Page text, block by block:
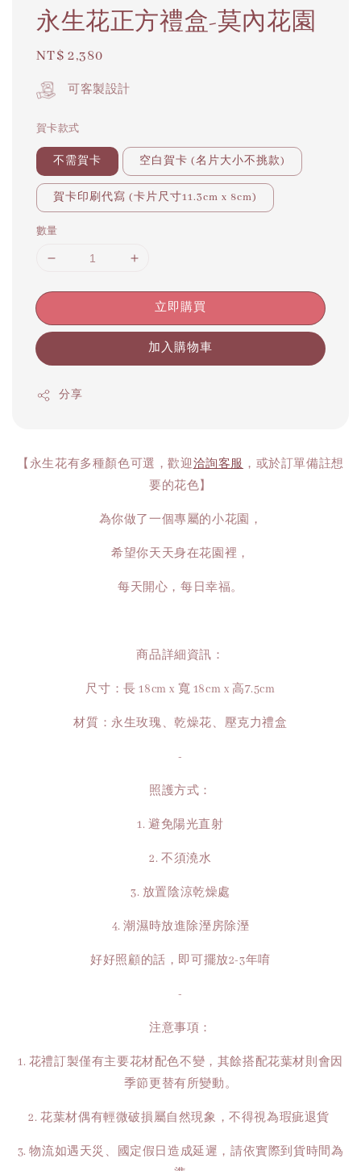
永生花正方禮盒-莫內花園
Regular
price
NT$ 2,380
可客製設計
賀卡款式
不需賀卡 空白賀卡 (名片大小不挑款)
賀卡印刷代寫 (卡片尺寸11.3cm x 8cm)
數量
立即購買
加入購物車
分享
【永生花有多種顏色可選，歡迎洽詢客服 ，或於訂單備註想
要的花色】
為你做了一個專屬的小花園，
希望你天天身在花園裡，
每天開心，每日幸福。
商品詳細資訊：
尺寸：長 18cm x 寬 18cm x 高7.5cm
材質：永生玫瑰、乾燥花、壓克力禮盒
-
照護方式：
1. 避免陽光直射
2. 不須澆水
3. 放置陰涼乾燥處
4. 潮濕時放進除溼房除溼
好好照顧的話，即可擺放2-3年唷
-
注意事項：
1. 花禮訂製僅有主要花材配色不變，其餘搭配花葉材則會因
季節更替有所變動。
2. 花葉材偶有輕微破損屬自然現象，不得視為瑕疵退貨
3. 物流如遇天災、國定假日造成延遲，請依實際到貨時間為